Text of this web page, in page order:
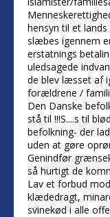
hensyn til et lands
slæbes igennem
erstatnings
uledsagede
de blev læsset af
forældrene /
Den Danske
stå til !!!S....s til
befolkning- der
uden at gøre
Genindfør
så hurtigt de
Lav et forbud
klædedragt,
svinekød i alle